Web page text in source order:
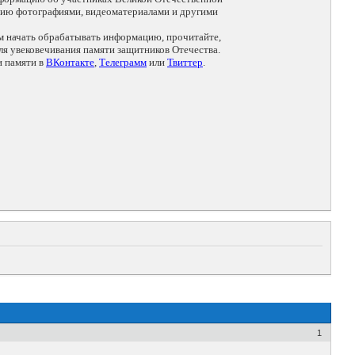
фотографиями, видеоматериалами и другими
начать обрабатывать информацию, прочитайте,
памяти защитников Отечества.
памяти в ВКонтакте, Телеграмм или Твиттер.
1